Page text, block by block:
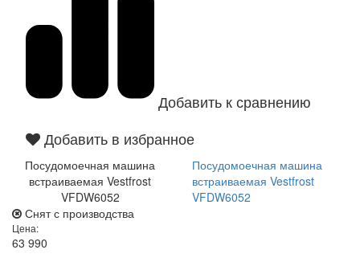
Добавить к сравнению
Добавить в избранное
Посудомоечная машина
встраиваемая Vestfrost
VFDW6052
Посудомоечная машина
встраиваемая Vestfrost
VFDW6052
Снят с производства
Цена:
63 990